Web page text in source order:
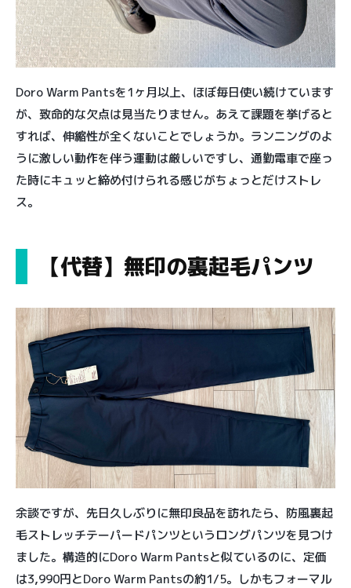
Doro Warm Pantsを1ヶ月以上、ほぼ毎日使い続けています
が、致命的な欠点は見当たりません。あえて課題を挙げると
すれば、伸縮性が全くないことでしょうか。ランニングのよ
うに激しい動作を伴う運動は厳しいですし、通勤電車で座っ
た時にキュッと締め付けられる感じがちょっとだけストレ
ス。
【代替】無印の裏起毛パンツ
余談ですが、先日久しぶりに無印良品を訪れたら、防風裏起
毛ストレッチテーパードパンツというロングパンツを見つけ
ました。構造的にDoro Warm Pantsと似ているのに、定価
は3,990円とDoro Warm Pantsの約1/5。しかもフォーマル